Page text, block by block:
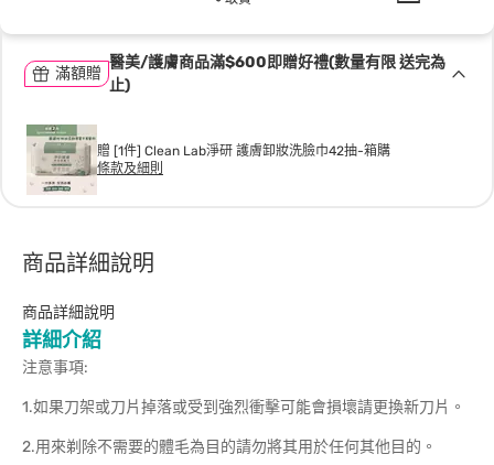
滿額贈
醫美/護膚商品滿$600即贈好禮(數量有限 送完為
止)
贈 [1件] Clean Lab淨研 護膚卸妝洗臉巾42抽-箱購
條款及細則
商品詳細說明
商品詳細說明
詳細介紹
注意事項:
1.如果刀架或刀片掉落或受到強烈衝擊可能會損壞請更換新刀片。
2.用來剃除不需要的體毛為目的請勿將其用於任何其他目的。